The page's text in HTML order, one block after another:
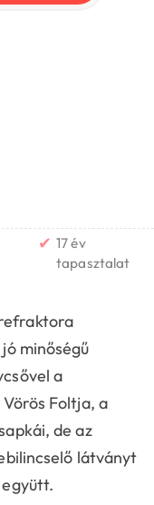
✔ 17 év
tapasztalat
minőségű
a
Foltja, a
de az
látványt